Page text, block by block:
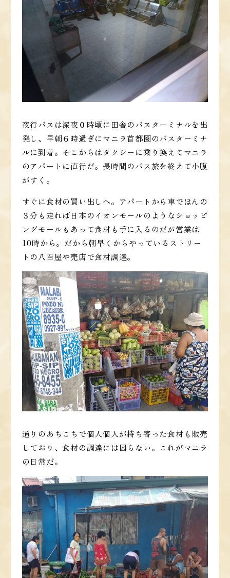
夜行バスは深夜０時頃に田舎のバスターミナルを出
発し、早朝６時過ぎにマニラ首都圏のバスターミナ
ルに到着。そこからはタクシーに乗り換えてマニラ
のアパートに直行だ。長時間のバス旅を終えて小腹
がすく。
すぐに食材の買い出しへ。アパートから車でほんの
３分も走れば日本のイオンモールのようなショッピ
ングモールもあって食材も手に入るのだが営業は
10時から。だから朝早くからやっているストリー
トの八百屋や売店で食材調達。
通りのあちこちで個人個人が持ち寄った食材も販売
しており、食材の調達には困らない。これがマニラ
の日常だ。